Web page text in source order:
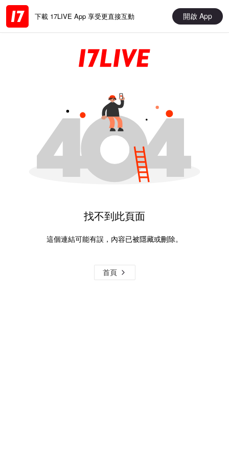
下載 17LIVE App 享受更直接互動 開啟 App
找不到此頁面
這個連結可能有誤，內容已被隱藏或刪除。
首頁